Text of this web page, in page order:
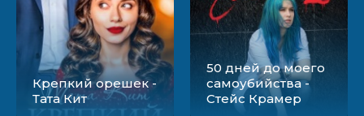
Крепкий орешек -
Тата Кит
50 дней до моего
самоубийства -
Стейс Крамер